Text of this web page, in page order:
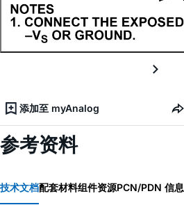
添加至 myAnalog
参考资料
技术文档配套材料组件资源PCN/PDN 信息